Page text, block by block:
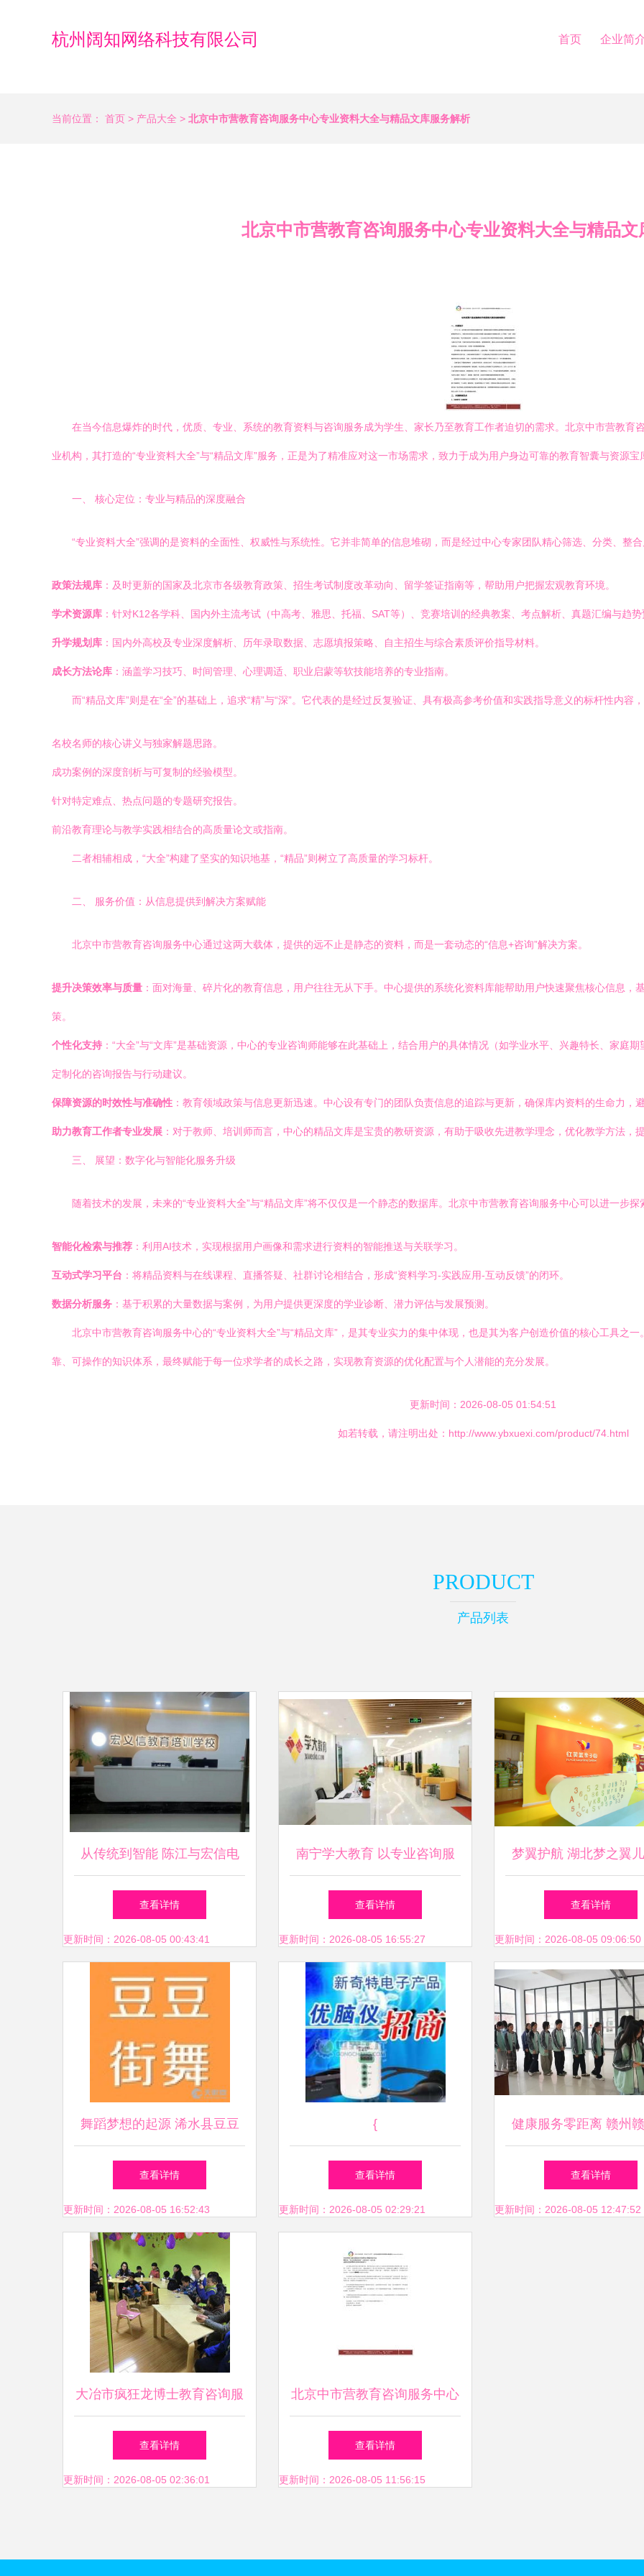
杭州阔知网络科技有限公司 首页 企业简
当前位置： 首页 > 产品大全 > 北京中市营教育咨询服务中心专业资料大全与精品文库服务解析
北京中市营教育咨询服务中心专业资料大全与精品文
在当今信息爆炸的时代，优质、专业、系统的教育资料与咨询服务成为学生、家长乃至教育工作者迫切的需求。北京中市营教育
业机构，其打造的“专业资料大全”与“精品文库”服务，正是为了精准应对这一市场需求，致力于成为用户身边可靠的教育智囊与资源宝
一、 核心定位：专业与精品的深度融合
“专业资料大全”强调的是资料的全面性、权威性与系统性。它并非简单的信息堆砌，而是经过中心专家团队精心筛选、分类、整
政策法规库 ：及时更新的国家及北京市各级教育政策、招生考试制度改革动向、留学签证指南等，帮助用户把握宏观教育环境。
学术资源库 ：针对K12各学科、国内外主流考试（中高考、雅思、托福、SAT等）、竞赛培训的经典教案、考点解析、真题汇编与趋
升学规划库 ：国内外高校及专业深度解析、历年录取数据、志愿填报策略、自主招生与综合素质评价指导材料。
成长方法论库 ：涵盖学习技巧、时间管理、心理调适、职业启蒙等软技能培养的专业指南。
而“精品文库”则是在“全”的基础上，追求“精”与“深”。它代表的是经过反复验证、具有极高参考价值和实践指导意义的标杆性内容
名校名师的核心讲义与独家解题思路。
成功案例的深度剖析与可复制的经验模型。
针对特定难点、热点问题的专题研究报告。
前沿教育理论与教学实践相结合的高质量论文或指南。
二者相辅相成，“大全”构建了坚实的知识地基，“精品”则树立了高质量的学习标杆。
二、 服务价值：从信息提供到解决方案赋能
北京中市营教育咨询服务中心通过这两大载体，提供的远不止是静态的资料，而是一套动态的“信息+咨询”解决方案。
提升决策效率与质量 ：面对海量、碎片化的教育信息，用户往往无从下手。中心提供的系统化资料库能帮助用户快速聚焦核心信息
策。
个性化支持 ：“大全”与“文库”是基础资源，中心的专业咨询师能够在此基础上，结合用户的具体情况（如学业水平、兴趣特长、家庭
定制化的咨询报告与行动建议。
保障资源的时效性与准确性 ：教育领域政策与信息更新迅速。中心设有专门的团队负责信息的追踪与更新，确保库内资料的生命力，
助力教育工作者专业发展 ：对于教师、培训师而言，中心的精品文库是宝贵的教研资源，有助于吸收先进教学理念，优化教学方法，
三、 展望：数字化与智能化服务升级
随着技术的发展，未来的“专业资料大全”与“精品文库”将不仅仅是一个静态的数据库。北京中市营教育咨询服务中心可以进一步探
智能化检索与推荐 ：利用AI技术，实现根据用户画像和需求进行资料的智能推送与关联学习。
互动式学习平台 ：将精品资料与在线课程、直播答疑、社群讨论相结合，形成“资料学习-实践应用-互动反馈”的闭环。
数据分析服务 ：基于积累的大量数据与案例，为用户提供更深度的学业诊断、潜力评估与发展预测。
北京中市营教育咨询服务中心的“专业资料大全”与“精品文库”，是其专业实力的集中体现，也是其为客户创造价值的核心工具之
靠、可操作的知识体系，最终赋能于每一位求学者的成长之路，实现教育资源的优化配置与个人潜能的充分发展。
更新时间：2026-08-05 01:54:51
如若转载，请注明出处：http://www.ybxuexi.com/product/74.html
PRODUCT
产品列表
从传统到智能 陈江与宏信电
脑培训的双城记
查看详情
更新时间：2026-08-05 00:43:41
南宁学大教育 以专业咨询服
务护航高考复读之路
查看详情
更新时间：2026-08-05 16:55:27
梦翼护航 湖北梦之翼
育咨询之路
查看详情
更新时间：2026-08-05 09:06:50
舞蹈梦想的起源 浠水县豆豆
舞蹈艺术教育咨询文化服务中
心
查看详情
更新时间：2026-08-05 16:52:43
{
查看详情
更新时间：2026-08-05 02:29:21
健康服务零距离 赣州
结核病防治系列宣传活
区
查看详情
更新时间：2026-08-05 12:47:52
大冶市疯狂龙博士教育咨询服
务中心 教育咨询服务的创新
引领者
查看详情
更新时间：2026-08-05 02:36:01
北京中市营教育咨询服务中心
专业教育咨询服务的精品文库
与资料大全
查看详情
更新时间：2026-08-05 11:56:15